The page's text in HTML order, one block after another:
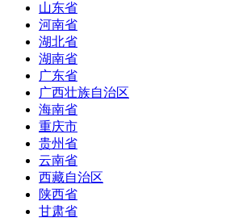
山东省
河南省
湖北省
湖南省
广东省
广西壮族自治区
海南省
重庆市
贵州省
云南省
西藏自治区
陕西省
甘肃省